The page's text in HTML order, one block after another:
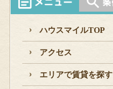
ハウスマイルTOP
アクセス
エリアで賃貸を探す